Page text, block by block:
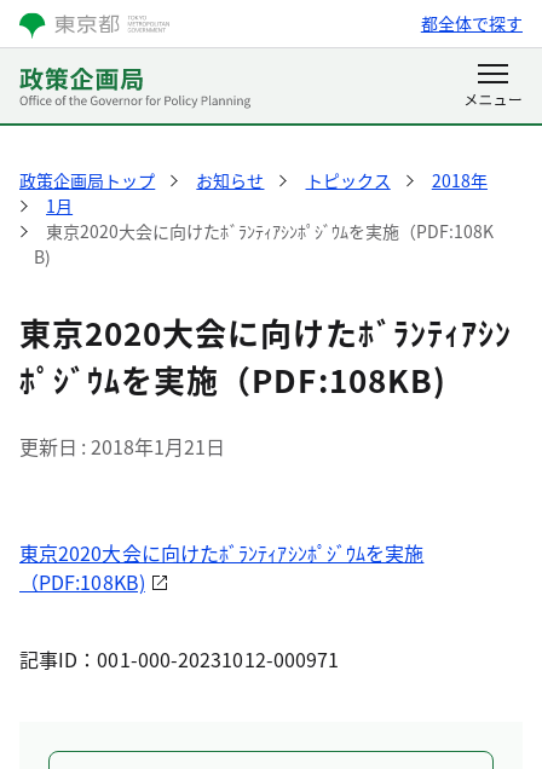
都全体で探す
政策企画局トップ お知らせ トピックス
2018年
1月
東京2020大会に向けたﾎﾞﾗﾝﾃｨｱｼﾝﾎﾟｼﾞｳﾑを実施（PDF:108K
B)
東京2020大会に向けたﾎﾞﾗﾝﾃｨｱｼﾝ
ﾎﾟｼﾞｳﾑを実施（PDF:108KB)
更新日 2018年1月21日
東京2020大会に向けたﾎﾞﾗﾝﾃｨｱｼﾝﾎﾟｼﾞｳﾑを実施
（PDF:108KB)
記事ID：001-000-20231012-000971